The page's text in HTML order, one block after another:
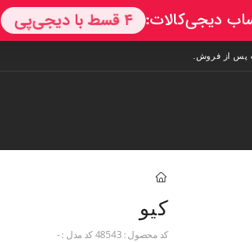
کیو
کد محصول : 48543کد مدل :-